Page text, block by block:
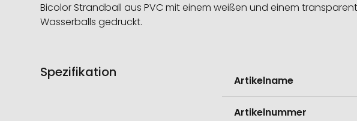
Bicolor Strandball aus PVC mit einem weißen und einem
Wasserballs gedruckt.
Spezifikation
Informationen
Artikelname
Artikelnummer